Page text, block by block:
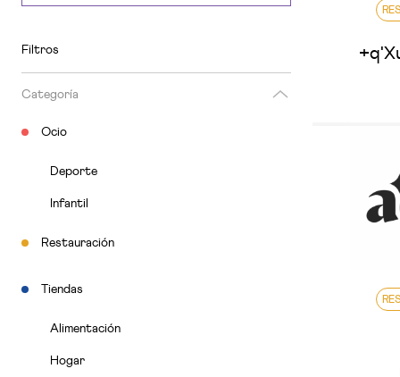
Filtros
Categoría
Ocio
Deporte
Infantil
Restauración
Tiendas
Alimentación
Hogar